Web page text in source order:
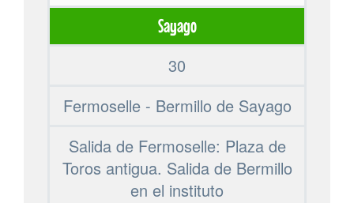
Sayago
30
Fermoselle - Bermillo de Sayago
Salida de Fermoselle: Plaza de
Toros antigua. Salida de Bermillo
en el instituto